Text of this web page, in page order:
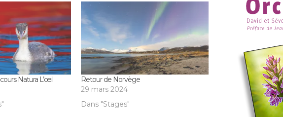
Natura L’œil
Retour de Norvège
29 mars 2024
Dans "Stages"